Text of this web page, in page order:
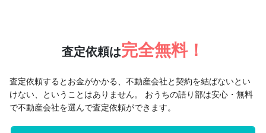
査定依頼は完全無料！
査定依頼するとお金がかかる、不動産会社と契約を結ばないとい
けない、ということはありません。 おうちの語り部は安心・無料
で不動産会社を選んで査定依頼ができます。